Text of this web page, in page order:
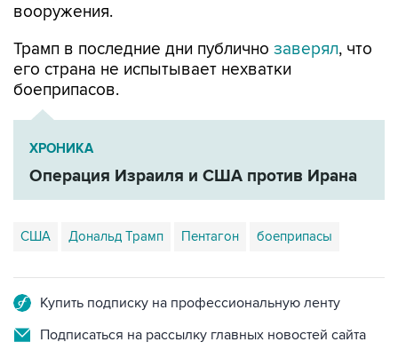
Трамп в последние дни публично
боеприпасов.
ХРОНИКА
Операция Израиля и США против Ирана
США Дональд Трамп Пентагон боеприпасы
Подписаться на рассылку главных новостей сайта
Получать оперативные новости в официальном
канале